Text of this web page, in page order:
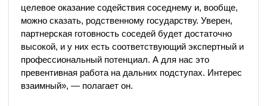
целевое оказание содействия соседнему и, вообще,
можно сказать, родственному государству. Уверен,
партнерская готовность соседей будет достаточно
высокой, и у них есть соответствующий экспертный и
профессиональный потенциал. А для нас это
превентивная работа на дальних подступах. Интерес
взаимный», — полагает он.